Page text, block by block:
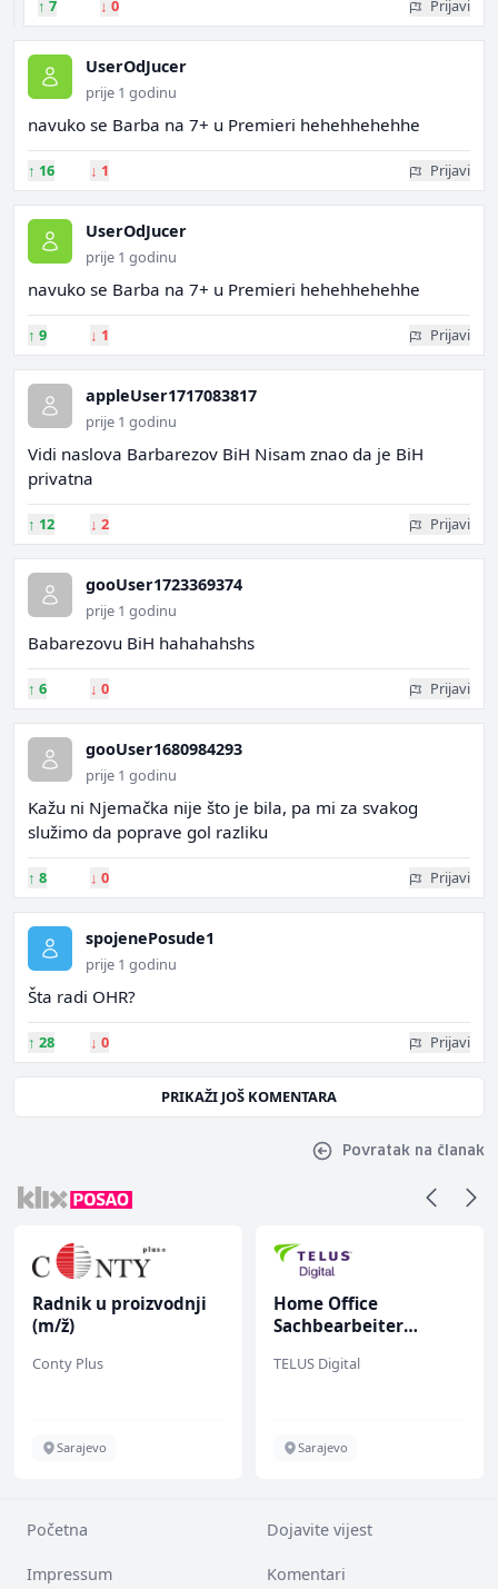
↑ 7 ↓ 0 Prijavi
UserOdJucer
prije 1 godinu
navuko se Barba na 7+ u Premieri hehehhehehhe
↑ 16 ↓ 1 Prijavi
UserOdJucer
prije 1 godinu
navuko se Barba na 7+ u Premieri hehehhehehhe
↑ 9 ↓ 1 Prijavi
appleUser1717083817
prije 1 godinu
Vidi naslova Barbarezov BiH Nisam znao da je BiH
privatna
↑ 12 ↓ 2 Prijavi
gooUser1723369374
prije 1 godinu
Babarezovu BiH hahahahshs
↑ 6 ↓ 0 Prijavi
gooUser1680984293
prije 1 godinu
Kažu ni Njemačka nije što je bila, pa mi za svakog
služimo da poprave gol razliku
↑ 8 ↓ 0 Prijavi
spojenePosude1
prije 1 godinu
Šta radi OHR?
↑ 28 ↓ 0 Prijavi
PRIKAŽI JOŠ KOMENTARA
Povratak na članak
Radnik u proizvodnji
(m/ž)
Conty Plus
Sarajevo
Home Office
Sachbearbeiter
bekannten deutschen
TELUS Digital
Sarajevo
Početna Dojavite vijest
Impressum Komentari